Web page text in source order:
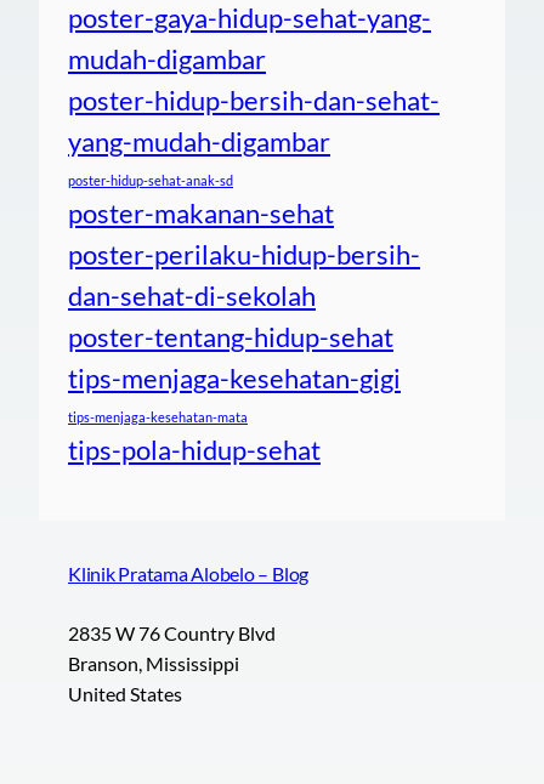
poster-gaya-hidup-sehat-yang-
mudah-digambar
poster-hidup-bersih-dan-sehat-
yang-mudah-digambar
poster-hidup-sehat-anak-sd
poster-makanan-sehat
poster-perilaku-hidup-bersih-
dan-sehat-di-sekolah
poster-tentang-hidup-sehat
tips-menjaga-kesehatan-gigi
tips-menjaga-kesehatan-mata
tips-pola-hidup-sehat
Klinik Pratama Alobelo – Blog
2835 W 76 Country Blvd
Branson, Mississippi
United States